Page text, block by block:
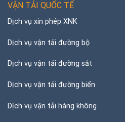
VẬN TẢI QUỐC TẾ
Dịch vụ xin phép XNK
Dịch vụ vận tải đường bộ
Dịch vụ vận tải đường sắt
Dịch vụ vận tải đường biển
Dịch vụ vận tải hàng không